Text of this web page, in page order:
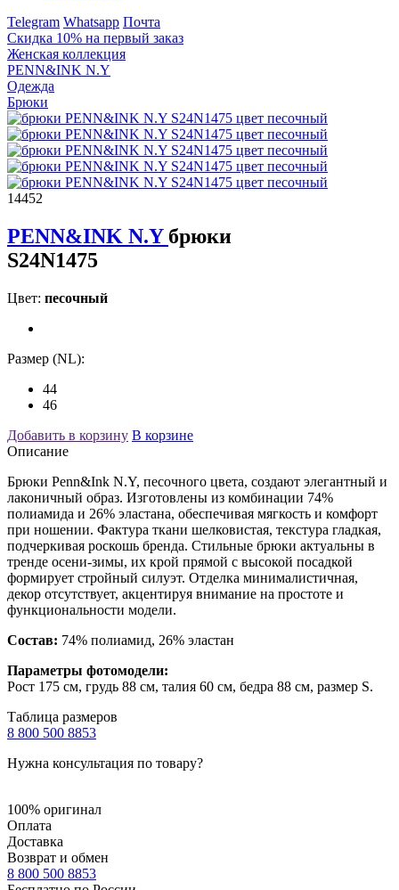
Telegram Whatsapp Почта
Скидка 10% на первый заказ
Женская коллекция
PENN&INK N.Y
Одежда
Брюки
14452
PENN&INK N.Y брюки
S24N1475
Цвет: песочный
Размер (NL):
44
46
Добавить в корзину В корзине
Описание
Брюки Penn&Ink N.Y, песочного цвета, создают элегантный и
лаконичный образ. Изготовлены из комбинации 74%
полиамида и 26% эластана, обеспечивая мягкость и комфорт
при ношении. Фактура ткани шелковистая, текстура гладкая,
подчеркивая роскошь бренда. Стильные брюки актуальны в
тренде осени-зимы, их крой прямой с высокой посадкой
формирует стройный силуэт. Отделка минималистичная,
декор отсутствует, акцентируя внимание на простоте и
функциональности модели.
Состав: 74% полиамид, 26% эластан
Параметры фотомодели:
Рост 175 см, грудь 88 см, талия 60 см, бедра 88 см, размер S.
Таблица размеров
8 800 500 8853
Нужна консультация по товару?
100% оригинал
Оплата
Доставка
Возврат и обмен
8 800 500 8853